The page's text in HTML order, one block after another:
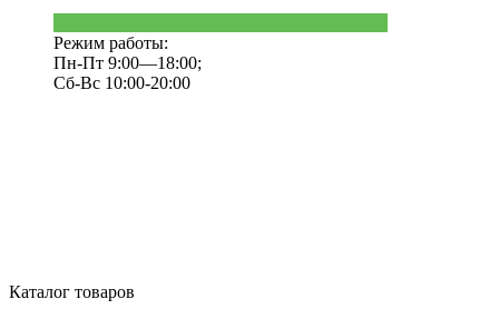
Режим работы:
Пн-Пт 9:00—18:00;
Сб-Вс 10:00-20:00
Каталог товаров